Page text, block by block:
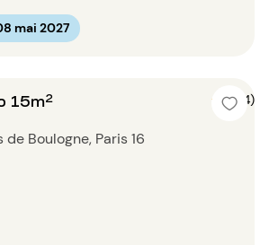
mai 2027
15m² 5 (4)
Boulogne, Paris 16